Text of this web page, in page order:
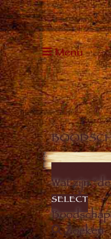
Menu
Wat zijn
SELECT
Zoeken